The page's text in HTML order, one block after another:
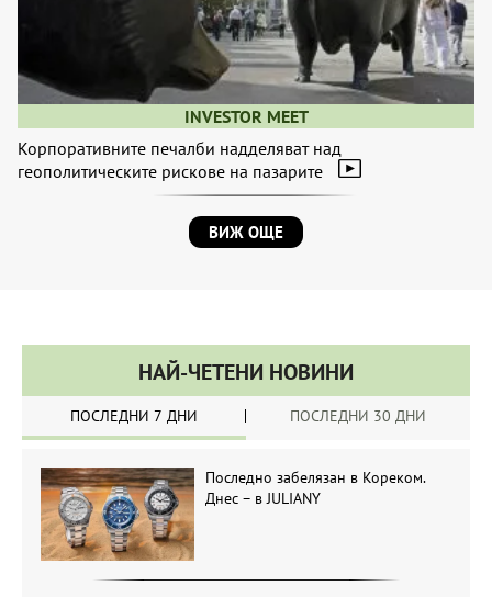
INVESTOR MEET
Корпоративните печалби надделяват над
геополитическите рискове на пазарите
ВИЖ ОЩЕ
НАЙ-ЧЕТЕНИ НОВИНИ
ПОСЛЕДНИ 7 ДНИ ПОСЛЕДНИ 30 ДНИ
Последно забелязан в Кореком.
Днес – в JULIANY